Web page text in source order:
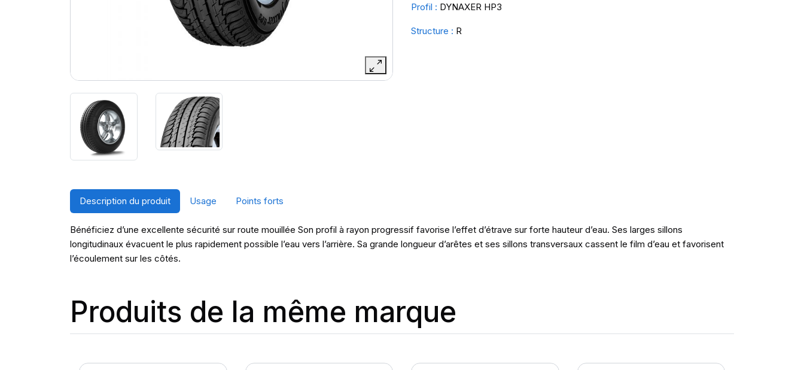
Profil : DYNAXER HP3
Structure : R
Description du produit Usage Points forts
Bénéficiez d’une excellente sécurité sur route mouillée Son profil à rayon progressif favorise l’effet d’étrave sur forte hauteur d’eau. Ses larges sillons
longitudinaux évacuent le plus rapidement possible l’eau vers l’arrière. Sa grande longueur d’arêtes et ses sillons transversaux cassent le film d’eau et favorisent
l’écoulement sur les côtés.
Produits de la même marque